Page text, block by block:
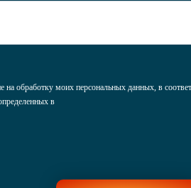
на обработку моих персональных данных, в
в